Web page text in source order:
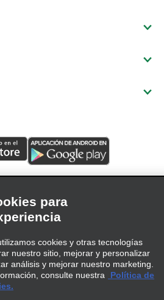
Política de privacidad
para
cookies y otras tecnologías
nuestro sitio, mejorar y personalizar
análisis y mejorar nuestro marketing.
consulte nuestra
Política de